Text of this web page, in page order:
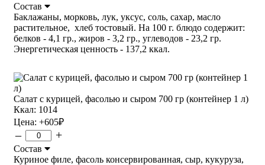
Состав
Баклажаны, морковь, лук, уксус, соль, сахар, масло
растительное, хлеб тостовый. На 100 г. блюдо содержит:
белков - 4,1 гр., жиров - 3,2 гр., углеводов - 23,2 гр.
Энергетическая ценность - 137,2 ккал.
Салат с курицей, фасолью и сыром 700 гр (контейнер 1 л)
Ккал: 1014
Цена: +605₽
– +
Состав
Куриное филе, фасоль консервированная, сыр, кукуруза,